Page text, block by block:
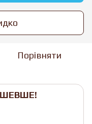
Порівняти